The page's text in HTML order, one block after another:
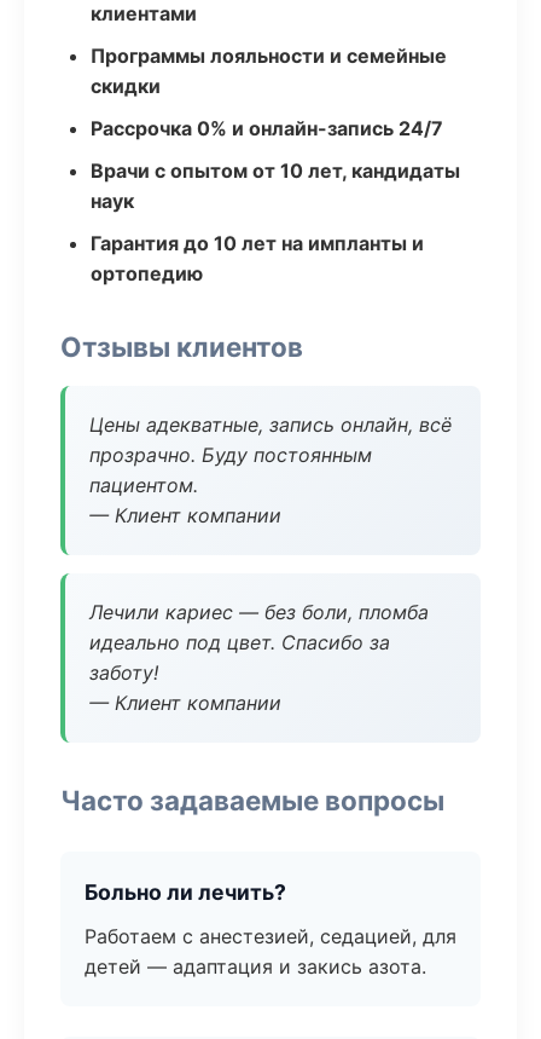
клиентами
Программы лояльности и семейные
скидки
Рассрочка 0% и онлайн-запись 24/7
Врачи с опытом от 10 лет, кандидаты
наук
Гарантия до 10 лет на импланты и
ортопедию
Отзывы клиентов
Цены адекватные, запись онлайн, всё
прозрачно. Буду постоянным
пациентом.
— Клиент компании
Лечили кариес — без боли, пломба
идеально под цвет. Спасибо за
заботу!
— Клиент компании
Часто задаваемые вопросы
Больно ли лечить?
Работаем с анестезией, седацией, для
детей — адаптация и закись азота.